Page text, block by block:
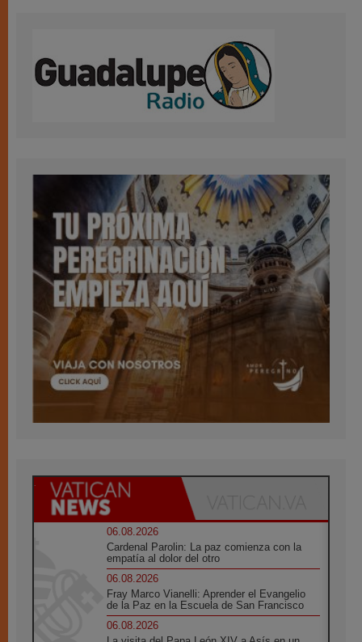
06.08.2026
Cardenal Parolin: La paz comienza con la
empatía al dolor del otro
06.08.2026
Fray Marco Vianelli: Aprender el Evangelio
de la Paz en la Escuela de San Francisco
06.08.2026